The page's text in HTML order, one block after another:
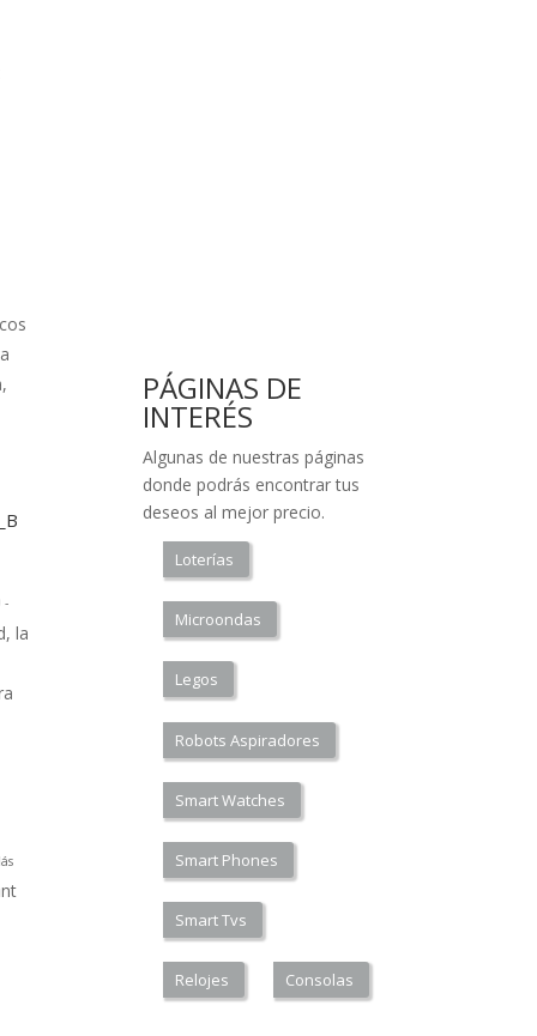
-
la
PÁGINAS DE
INTERÉS
Algunas de nuestras páginas
donde podrás encontrar tus
deseos al mejor precio.
Loterías
Microondas
Legos
Robots Aspiradores
Smart Watches
Smart Phones
Smart Tvs
Relojes Consolas